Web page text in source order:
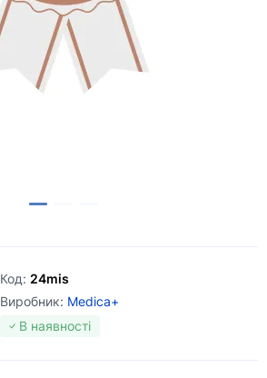
Код: 24mis
Виробник: Medica+
В наявності